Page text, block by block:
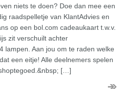
niets te doen? Doe dan mee een
raadspelletje van KlantAdvies en
op een bol.com cadeaukaart t.w.v.
zit verschuilt achter
lampen. Aan jou om te raden welke
een eitje! Alle deelnemers spelen
[…]